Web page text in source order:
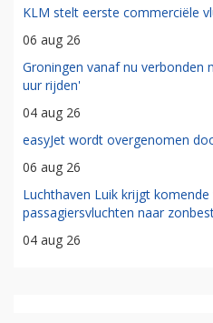
KLM stelt eerste commerciële
06 aug 26
Groningen vanaf nu verbonden
uur rijden'
04 aug 26
easyJet wordt overgenomen
06 aug 26
Luchthaven Luik krijgt
passagiersvluchten naar
04 aug 26